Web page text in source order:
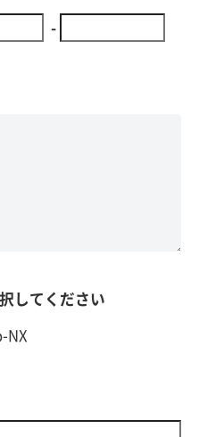
-
してください
NX